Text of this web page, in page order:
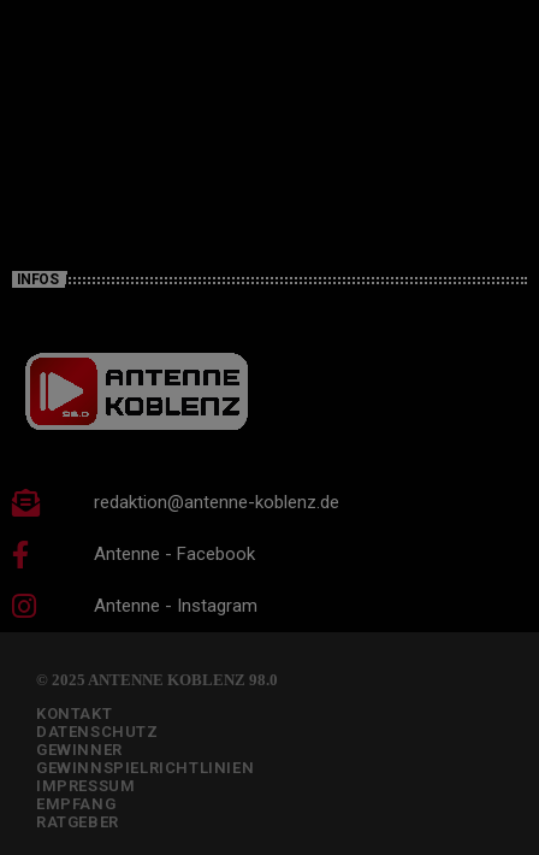
INFOS
redaktion@antenne-koblenz.de
Antenne - Facebook
Antenne - Instagram
© 2025 ANTENNE KOBLENZ 98.0
KONTAKT
DATENSCHUTZ
GEWINNER
GEWINNSPIELRICHTLINIEN
IMPRESSUM
EMPFANG
RATGEBER